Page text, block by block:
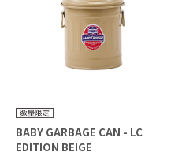
BABY GARBAGE CAN - LC
EDITION BEIGE